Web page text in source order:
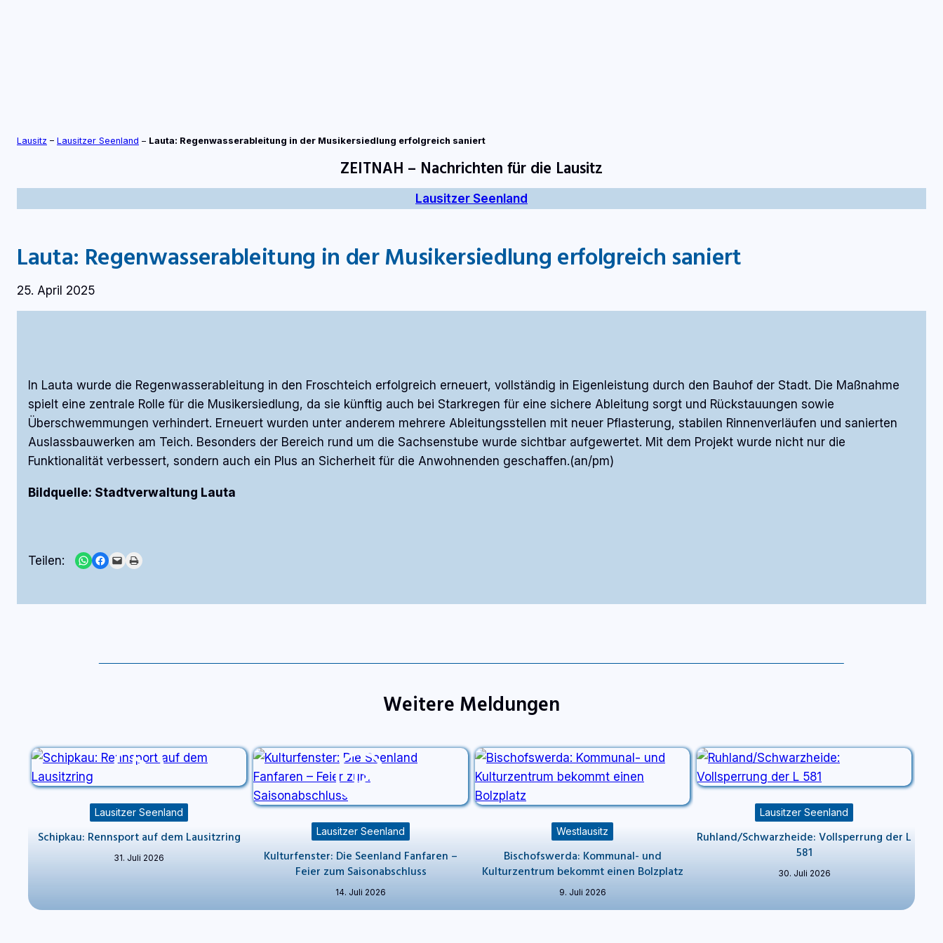
Lausitz – Lausitzer Seenland – Lauta: Regenwasserableitung in der Musikersiedlung erfolgreich saniert
ZEITNAH – Nachrichten für die Lausitz
Lausitzer Seenland
Lauta: Regenwasserableitung in der Musikersiedlung erfolgreich saniert
25. April 2025
In Lauta wurde die Regenwasserableitung in den Froschteich erfolgreich erneuert, vollständig in Eigenleistung durch den Bauhof der Stadt. Die Maßnahme
spielt eine zentrale Rolle für die Musikersiedlung, da sie künftig auch bei Starkregen für eine sichere Ableitung sorgt und Rückstauungen sowie
Überschwemmungen verhindert. Erneuert wurden unter anderem mehrere Ableitungsstellen mit neuer Pflasterung, stabilen Rinnenverläufen und sanierten
Auslassbauwerken am Teich. Besonders der Bereich rund um die Sachsenstube wurde sichtbar aufgewertet. Mit dem Projekt wurde nicht nur die
Funktionalität verbessert, sondern auch ein Plus an Sicherheit für die Anwohnenden geschaffen.(an/pm)
Bildquelle: Stadtverwaltung Lauta
Teilen: Share on WhatsApp
Share on Facebook
Email this PagePrint this Page
Weitere Meldungen
Lausitzer Seenland
Schipkau: Rennsport auf dem Lausitzring
31. Juli 2026
Lausitzer Seenland
Kulturfenster: Die Seenland Fanfaren –
Feier zum Saisonabschluss
14. Juli 2026
Westlausitz
Bischofswerda: Kommunal- und
Kulturzentrum bekommt einen Bolzplatz
9. Juli 2026
Lausitzer Seenland
Ruhland/Schwarzheide: Vollsperrung der L
581
30. Juli 2026